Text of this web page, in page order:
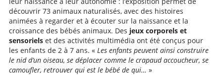
découvrir 73 animaux naturalisés, avec des histoires
animées à regarder et à écouter sur la naissance et la
croissance des bébés animaux. Des jeux corporels et
sensoriels et des activités multimédia ont été conçus pour
les enfants de 2 à 7 ans. « Les enfants peuvent ainsi construire
le nid d’un oiseau, se déplacer comme le crapaud accoucheur, se
camoufler, retrouver qui est le bébé de qui… »